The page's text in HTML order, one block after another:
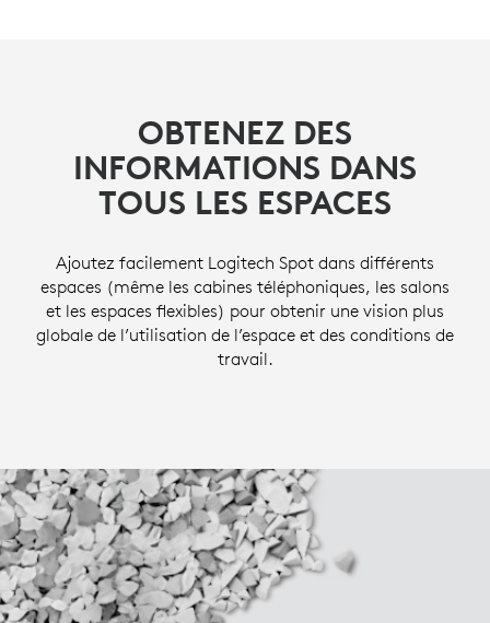
OBTENEZ DES
INFORMATIONS DANS
TOUS LES ESPACES
Ajoutez facilement Logitech Spot dans différents
espaces (même les cabines téléphoniques, les salons
et les espaces flexibles) pour obtenir une vision plus
globale de l’utilisation de l’espace et des conditions de
travail.